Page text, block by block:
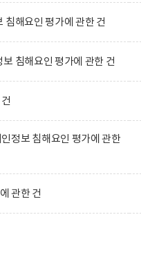
침해요인 평가에 관한 건
침해요인 평가에 관한 건
정보 침해요인 평가에 관한
관한 건